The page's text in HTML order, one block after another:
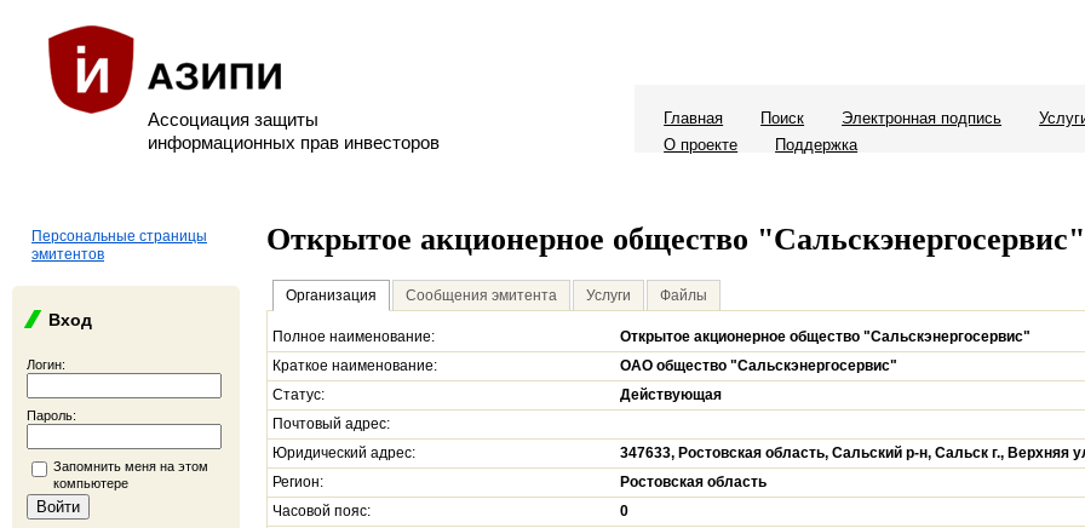
Ассоциация защиты
информационных прав инвесторов
Главная Поиск Электронная подпись
О проекте
Поддержка
Персональные страницы
эмитентов
Вход
Логин:
Пароль:
Запомнить меня на этом
компьютере
Открытое акционерное общество "Сальскэнергосервис"
Организация Сообщения эмитента Услуги Файлы
Полное наименование:
Открытое акционерное общество "Сальскэнергосервис"
Краткое наименование:
ОАО общество "Сальскэнергосервис"
Статус:
Действующая
Почтовый адрес:
Юридический адрес:
347633, Ростовская область, Сальский р-н, Сальск г., Верхняя
Регион:
Ростовская область
Часовой пояс:
0